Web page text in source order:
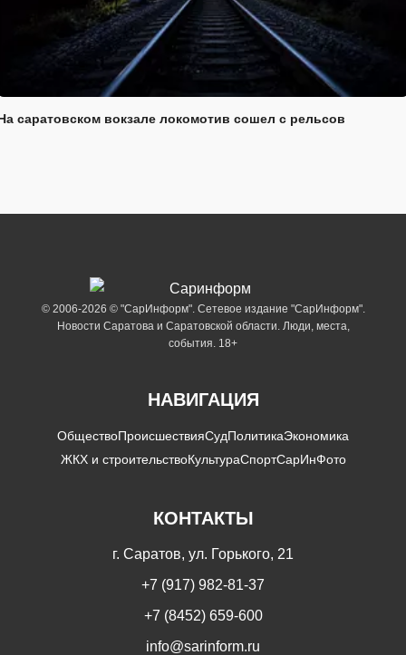
саратовском вокзале локомотив сошел с рельсов
© 2006-2026 © "СарИнформ". Сетевое издание "СарИнформ".
Новости Саратова и Саратовской области. Люди, места,
события. 18+
НАВИГАЦИЯ
ОбществоПроисшествияСудПолитикаЭкономика
ЖКХ и строительствоКультураСпортСарИнФото
КОНТАКТЫ
г. Саратов, ул. Горького, 21
+7 (917) 982-81-37
+7 (8452) 659-600
info@sarinform.ru